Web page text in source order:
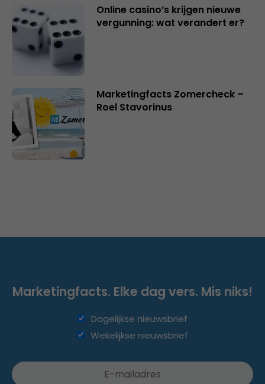
Online casino’s krijgen nieuwe
vergunning: wat verandert er?
Marketingfacts Zomercheck –
Roel Stavorinus
Marketingfacts. Elke dag vers. Mis niks!
Dagelijkse nieuwsbrief
Wekelijkse nieuwsbrief